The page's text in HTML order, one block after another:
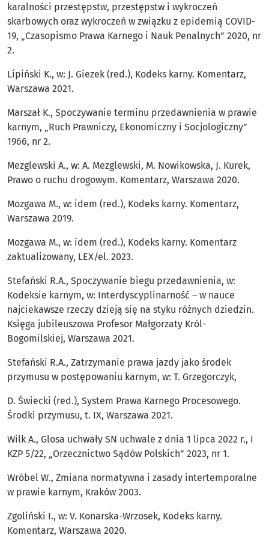
karalności przestępstw, przestępstw i wykroczeń
skarbowych oraz wykroczeń w związku z epidemią COVID-
19, „Czasopismo Prawa Karnego i Nauk Penalnych” 2020, nr
2.
Lipiński K., w: J. Giezek (red.), Kodeks karny. Komentarz,
Warszawa 2021.
Marszał K., Spoczywanie terminu przedawnienia w prawie
karnym, „Ruch Prawniczy, Ekonomiczny i Socjologiczny”
1966, nr 2.
Mezglewski A., w: A. Mezglewski, M. Nowikowska, J. Kurek,
Prawo o ruchu drogowym. Komentarz, Warszawa 2020.
Mozgawa M., w: idem (red.), Kodeks karny. Komentarz,
Warszawa 2019.
Mozgawa M., w: idem (red.), Kodeks karny. Komentarz
zaktualizowany, LEX/el. 2023.
Stefański R.A., Spoczywanie biegu przedawnienia, w:
Kodeksie karnym, w: Interdyscyplinarność – w nauce
najciekawsze rzeczy dzieją się na styku różnych dziedzin.
Księga jubileuszowa Profesor Małgorzaty Król-
Bogomilskiej, Warszawa 2021.
Stefański R.A., Zatrzymanie prawa jazdy jako środek
przymusu w postępowaniu karnym, w: T. Grzegorczyk,
D. Świecki (red.), System Prawa Karnego Procesowego.
Środki przymusu, t. IX, Warszawa 2021.
Wilk A., Glosa uchwały SN uchwale z dnia 1 lipca 2022 r., I
KZP 5/22, „Orzecznictwo Sądów Polskich” 2023, nr 1.
Wróbel W., Zmiana normatywna i zasady intertemporalne
w prawie karnym, Kraków 2003.
Zgoliński I., w: V. Konarska-Wrzosek, Kodeks karny.
Komentarz, Warszawa 2020.